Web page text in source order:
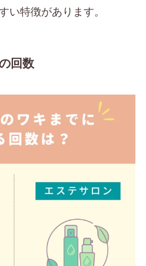
い特徴があります。
回数